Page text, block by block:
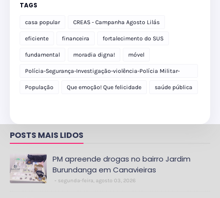
TAGS
casa popular CREAS - Campanha Agosto Lilás
eficiente financeira fortalecimento do SUS
fundamental moradia digna! móvel
Polícia-Segurança-Investigação-violência-Polícia Militar-
delegacia
População Que emoção! Que felicidade saúde pública
POSTS MAIS LIDOS
PM apreende drogas no bairro Jardim
Burundanga em Canavieiras
segunda-feira, agosto 03, 2026